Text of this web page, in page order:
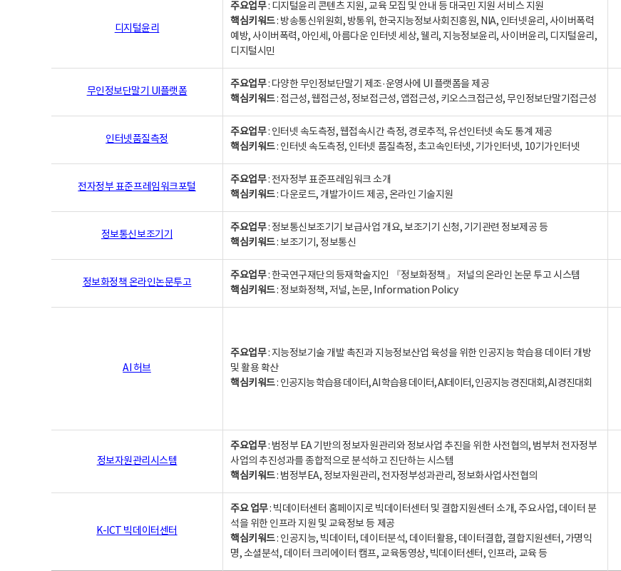
디지털윤리
주요업무: 디지털윤리 콘텐츠 지원, 교육 모집 및 안내 등 대국민 지원 서비스 지원
핵심키워드: 방송통신위원회, 방통위, 한국지능정보사회진흥원, NIA, 인터넷윤리, 사이버폭력
예방, 사이버폭력, 아인세, 아름다운 인터넷 세상, 웰리, 지능정보윤리, 사이버윤리, 디지털윤리,
디지털시민
무인정보단말기 UI플랫폼
주요업무: 다양한 무인정보단말기 제조·운영사에 UI 플랫폼을 제공
핵심키워드: 접근성, 웹접근성, 정보접근성, 앱접근성, 키오스크접근성, 무인정보단말기접근성
인터넷품질측정
주요업무: 인터넷 속도측정, 웹접속시간 측정, 경로추적, 유선인터넷 속도 통계 제공
핵심키워드: 인터넷 속도측정, 인터넷 품질측정, 초고속인터넷, 기가인터넷, 10기가인터넷
전자정부 표준프레임워크포털
주요업무: 전자정부 표준프레임워크 소개
핵심키워드: 다운로드, 개발가이드 제공, 온라인 기술지원
정보통신보조기기
주요업무: 정보통신보조기기 보급사업 개요, 보조기기 신청, 기기관련 정보제공 등
핵심키워드: 보조기기, 정보통신
정보화정책 온라인논문투고
주요업무: 한국연구재단의 등재학술지인 『정보화정책』 저널의 온라인 논문 투고 시스템
핵심키워드: 정보화정책, 저널, 논문, Information Policy
AI 허브
주요업무: 지능정보기술 개발 촉진과 지능정보산업 육성을 위한 인공지능 학습용 데이터 개방
및 활용 확산
핵심키워드: 인공지능 학습용 데이터, AI 학습용 데이터, AI데이터, 인공지능 경진대회, AI 경진대회
정보자원관리시스템
주요업무: 범정부 EA 기반의 정보자원관리와 정보사업 추진을 위한 사전협의, 범부처 전자정부
사업의 추진성과를 종합적으로 분석하고 진단하는 시스템
핵심키워드: 범정부EA, 정보자원관리, 전자정부성과관리, 정보화사업사전협의
K-ICT 빅데이터센터
주요 업무: 빅데이터센터 홈페이지로 빅데이터센터 및 결합지원센터 소개, 주요사업, 데이터 분
석을 위한 인프라 지원 및 교육정보 등 제공
핵심키워드: 인공지능, 빅데이터, 데이터분석, 데이터활용, 데이터결합, 결합지원센터, 가명익
명, 소셜분석, 데이터 크리에이터 캠프, 교육동영상, 빅데이터센터, 인프라, 교육 등